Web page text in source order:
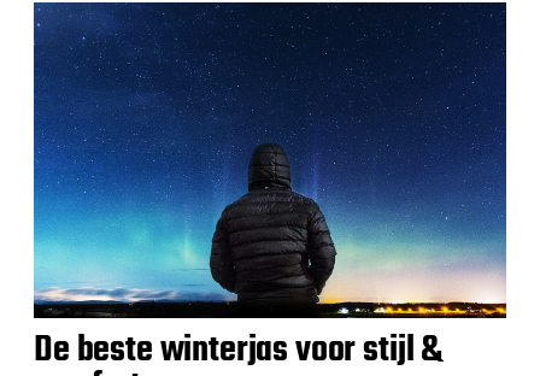
De beste winterjas voor stijl &